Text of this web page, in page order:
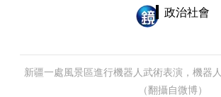
政治社會
新疆一處風景區進行機器人武術表演，機器
（翻攝自微博）